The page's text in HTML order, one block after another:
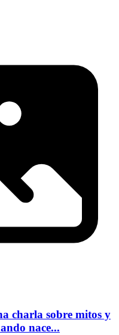
charla sobre mitos y
nace...